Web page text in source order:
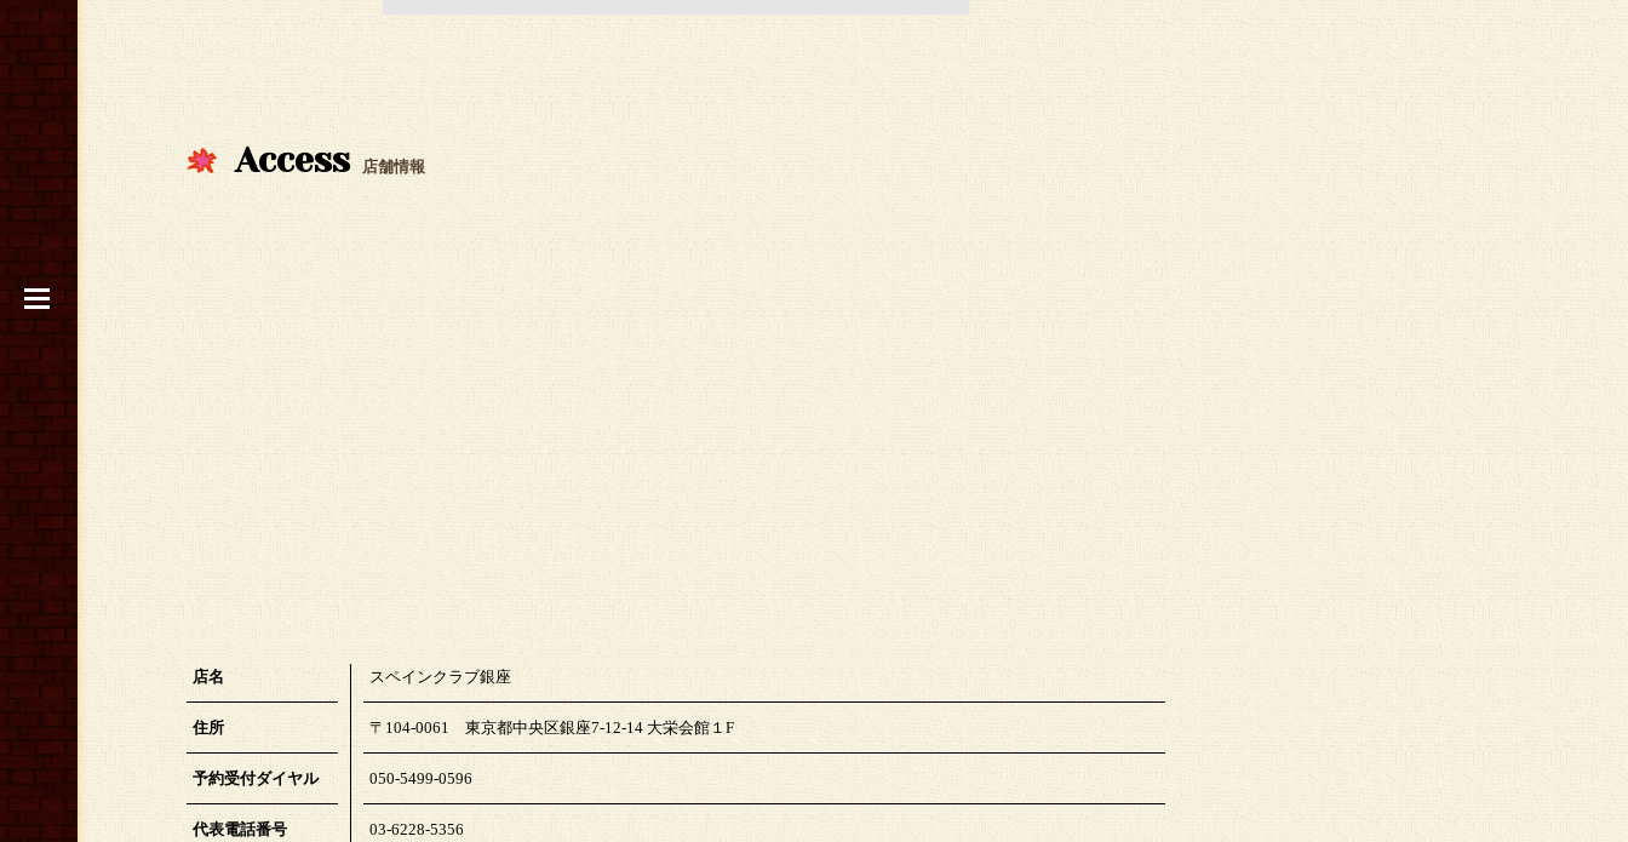
Access 店舗情報
店名 スペインクラブ銀座
住所 〒104-0061 東京都中央区銀座7-12-14 大栄会館１F
予約受付ダイヤル 050-5499-0596
代表電話番号 03-6228-5356